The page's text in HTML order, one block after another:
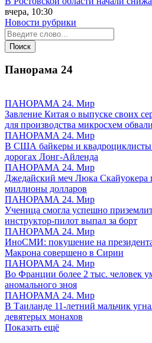
вчера, 10:30
Новости рубрики
Панорама 24
ПАНОРАМА 24. Мир
Завление Китая о выпуске своих
для производства микросхем
ПАНОРАМА 24. Мир
В США байкеры и квадроциклисты
дорогах Лонг-Айленда
ПАНОРАМА 24. Мир
Джедайский меч Люка Скайуокера
миллионы долларов
ПАНОРАМА 24. Мир
Ученица смогла успешно
инструктор-пилот выпал за борт
ПАНОРАМА 24. Мир
ИноСМИ: покушение на
Макрона совершено в Сирии
ПАНОРАМА 24. Мир
Во Франции более 2 тыс. человек
аномального зноя
ПАНОРАМА 24. Мир
В Таиланде 11-летний мальчик
девятерых монахов
Показать ещё